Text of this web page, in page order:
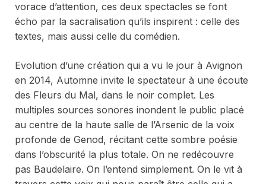
vorace d’attention, ces deux spectacles se font
écho par la sacralisation qu’ils inspirent : celle des
textes, mais aussi celle du comédien.
Evolution d’une création qui a vu le jour à Avignon
en 2014, Automne invite le spectateur à une écoute
des Fleurs du Mal, dans le noir complet. Les
multiples sources sonores inondent le public placé
au centre de la haute salle de l’Arsenic de la voix
profonde de Genod, récitant cette sombre poésie
dans l’obscurité la plus totale. On ne redécouvre
pas Baudelaire. On l’entend simplement. On le vit à